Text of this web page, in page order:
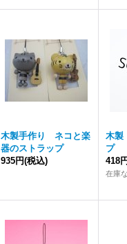
木製手作り ネコと楽
器のストラップ
935円(税込)
木製
プ
418
在庫